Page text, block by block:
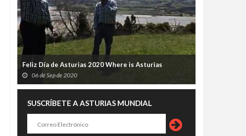
Feliz Día de Asturias 2020 Where is Asturias
06 de Sep de 2020
SUSCRÍBETE A ASTURIAS MUNDIAL